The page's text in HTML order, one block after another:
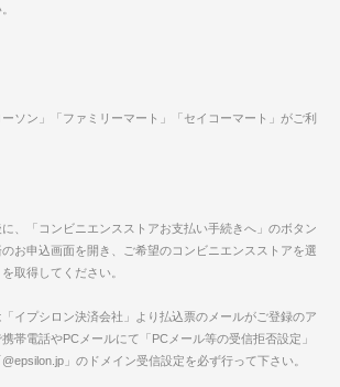
ーソン」「ファミリーマート」「セイコーマート」がご利
、「コンビニエンスストアお支払い手続きへ」のボタン
お申込画面を開き、ご希望のコンビニエンスストアを選
取得してください。
イプシロン決済会社」より払込票のメールがご登録のア
帯電話やPCメールにて「PCメール等の受信拒否設定」
」のドメイン受信設定を必ず行って下さい。